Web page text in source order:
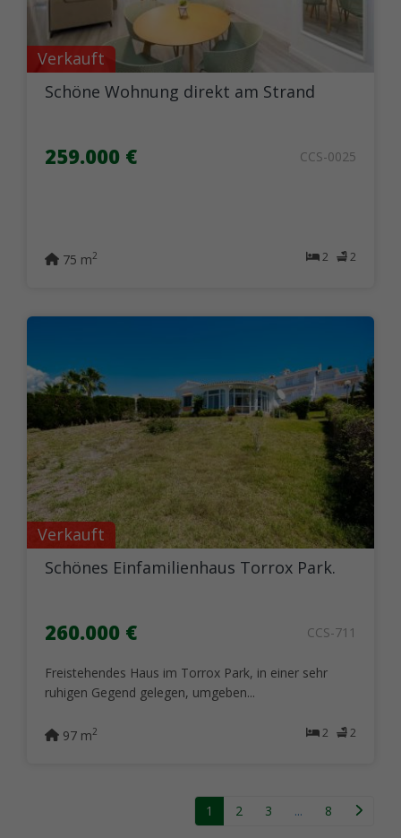
Verkauft
Schöne Wohnung direkt am Strand
259.000 € CCS-0025
2 2
75 m2
Verkauft
Schönes Einfamilienhaus Torrox Park.
260.000 € CCS-711
Freistehendes Haus im Torrox Park, in einer sehr
ruhigen Gegend gelegen, umgeben...
2 2
97 m2
1 2 3 ... 8